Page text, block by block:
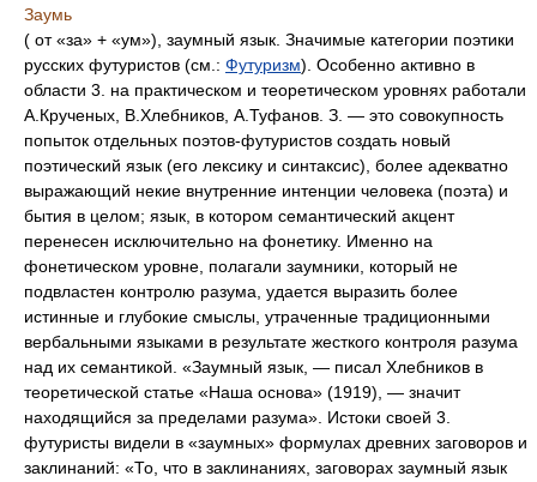
Заумь
( от «за» + «ум»), заумный язык. Значимые категории поэтики
русских футуристов (см.: Футуризм). Особенно активно в
области 3. на практическом и теоретическом уровнях работали
А.Крученых, В.Хлебников, А.Туфанов. З. — это совокупность
попыток отдельных поэтов-футуристов создать новый
поэтический язык (его лексику и синтаксис), более адекватно
выражающий некие внутренние интенции человека (поэта) и
бытия в целом; язык, в котором семантический акцент
перенесен исключительно на фонетику. Именно на
фонетическом уровне, полагали заумники, который не
подвластен контролю разума, удается выразить более
истинные и глубокие смыслы, утраченные традиционными
вербальными языками в результате жесткого контроля разума
над их семантикой. «Заумный язык, — писал Хлебников в
теоретической статье «Наша основа» (1919), — значит
находящийся за пределами разума». Истоки своей 3.
футуристы видели в «заумных» формулах древних заговоров и
заклинаний: «То, что в заклинаниях, заговорах заумный язык